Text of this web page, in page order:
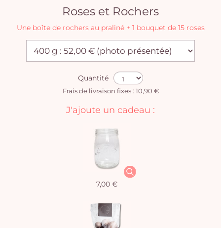
Roses et Rochers
Une boîte de rochers au praliné + 1 bouquet de 15 roses
Quantité
Frais de livraison fixes : 10,90 €
J'ajoute un cadeau :
7,00 €